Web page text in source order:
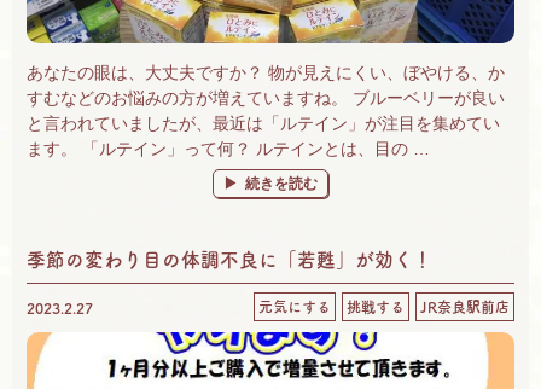
あなたの眼は、大丈夫ですか？ 物が見えにくい、ぼやける、か
すむなどのお悩みの方が増えていますね。 ブルーベリーが良い
と言われていましたが、最近は「ルテイン」が注目を集めてい
ます。 「ルテイン」って何？ ルテインとは、目の …
“眼には、ルテイン！ 「ひとみにルテイン
続きを読む
季節の変わり目の体調不良に「若甦」が効く！
2023.2.27 元気にする 挑戦する JR奈良駅前店